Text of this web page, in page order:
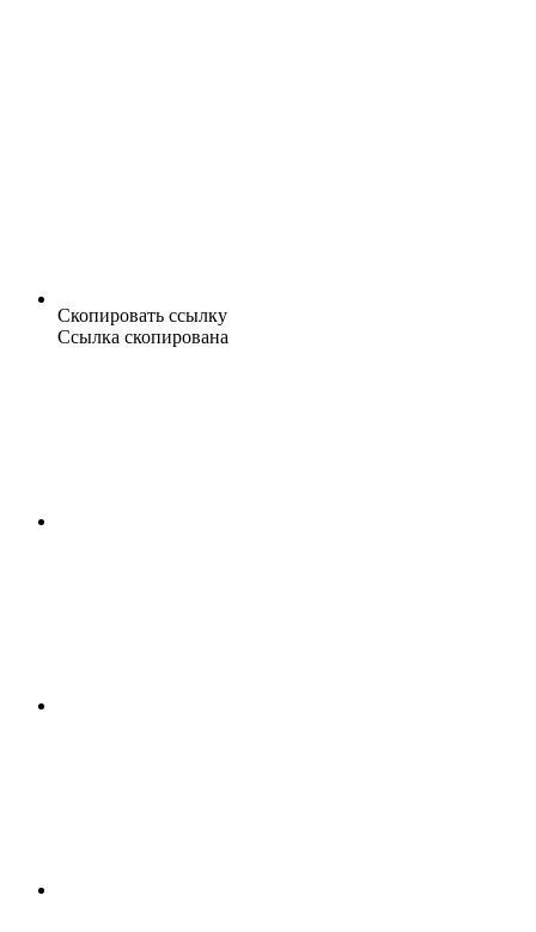
Скопировать ссылку
Ссылка скопирована